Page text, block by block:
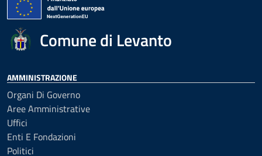
Comune di Levanto
AMMINISTRAZIONE
Organi Di Governo
Aree Amministrative
Uffici
Enti E Fondazioni
Politici